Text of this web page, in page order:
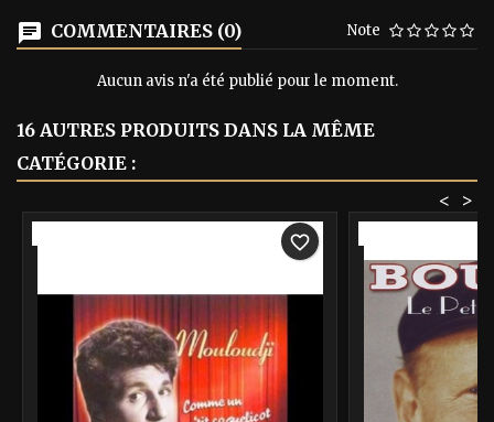
COMMENTAIRES (0) Note
Aucun avis n'a été publié pour le moment.
16 AUTRES PRODUITS DANS LA MÊME
CATÉGORIE :
>
<
favorite_border